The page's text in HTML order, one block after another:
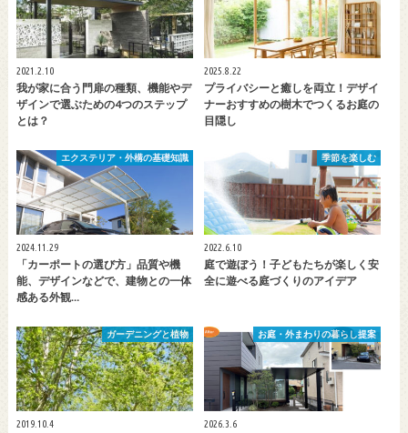
2021.2.10
我が家に合う門扉の種類、機能やデ
ザインで選ぶための4つのステップ
とは？
2025.8.22
プライバシーと癒しを両立！デザイ
ナーおすすめの樹木でつくるお庭の
目隠し
エクステリア・外構の基礎知識
2024.11.29
「カーポートの選び方」品質や機
能、デザインなどで、建物との一体
感ある外観…
季節を楽しむ
2022.6.10
庭で遊ぼう！子どもたちが楽しく安
全に遊べる庭づくりのアイデア
ガーデニングと植物
2019.10.4
お庭・外まわりの暮らし提案
2026.3.6